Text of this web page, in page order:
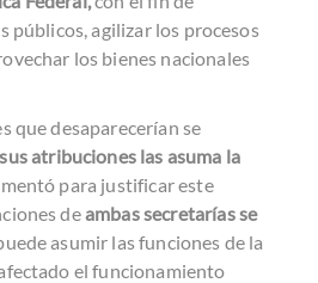
públicos, agilizar los procesos
los bienes nacionales
que desaparecerían se
sus atribuciones las asuma la
para justificar este
deambas secretarías se
asumir las funciones de la
el funcionamiento